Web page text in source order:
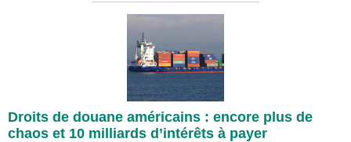
Droits de douane américains : encore plus de
chaos et 10 milliards d’intérêts à payer